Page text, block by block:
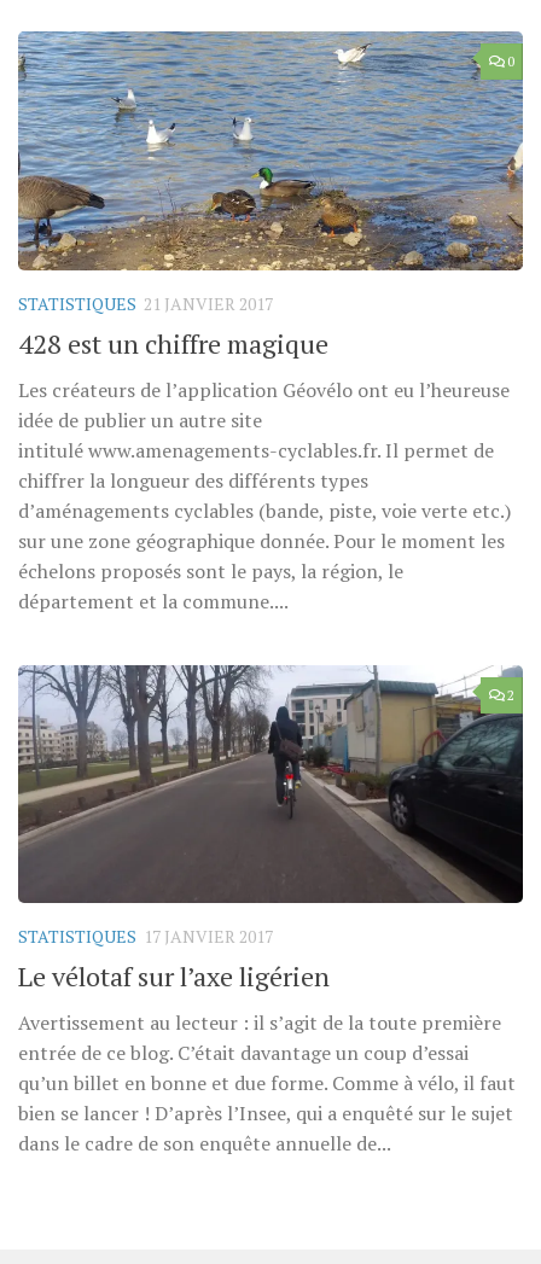
0
STATISTIQUES 21 JANVIER 2017
428 est un chiffre magique
Les créateurs de l’application Géovélo ont eu l’heureuse
idée de publier un autre site
intitulé www.amenagements-cyclables.fr. Il permet de
chiffrer la longueur des différents types
d’aménagements cyclables (bande, piste, voie verte etc.)
sur une zone géographique donnée. Pour le moment les
échelons proposés sont le pays, la région, le
département et la commune....
2
STATISTIQUES 17 JANVIER 2017
Le vélotaf sur l’axe ligérien
Avertissement au lecteur : il s’agit de la toute première
entrée de ce blog. C’était davantage un coup d’essai
qu’un billet en bonne et due forme. Comme à vélo, il faut
bien se lancer ! D’après l’Insee, qui a enquêté sur le sujet
dans le cadre de son enquête annuelle de...